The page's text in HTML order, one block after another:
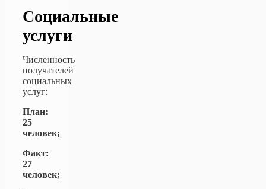
Социальные
услуги
Численность
получателей
социальных
услуг:
План:
25
человек;
Факт:
27
человек;